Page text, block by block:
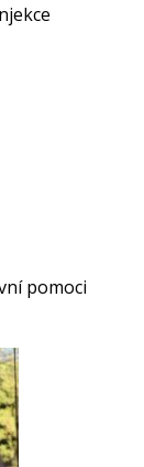
pomoci